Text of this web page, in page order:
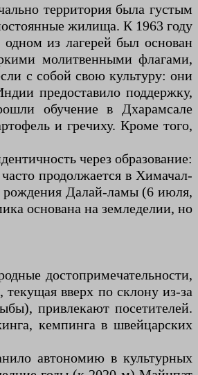
территория была густым
жилища. К 1963 году
из лагерей был основан
молитвенными флагами,
с собой свою культуру: они
предоставило поддержку,
обучение в Дхарамсале
и гречиху. Кроме того,
через образование:
продолжается в Химачал-
рождения Далай-ламы (6 июля,
основана на земледелии, но
достопримечательности,
вверх по склону из-за
привлекают посетителей.
кемпинга в швейцарских
автономию в культурных